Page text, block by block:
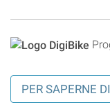
PER SAPERNE